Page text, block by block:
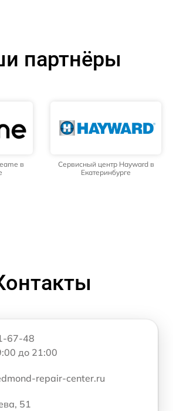
партнёры
в
Сервисный центр Hayward в
Екатеринбурге
67-48
до 21:00
repair-center.ru
51